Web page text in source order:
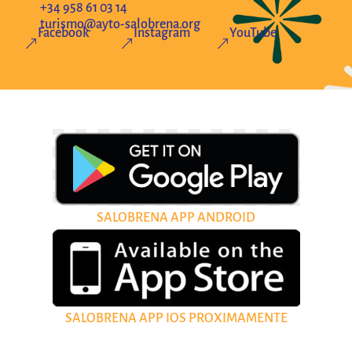
+34 958 61 03 14
turismo@ayto-salobrena.org
&
Facebook
&
Instagram
&
YouTube
SALOBRENA APP ANDROID
SALOBRENA APP IOS PROXIMAMENTE